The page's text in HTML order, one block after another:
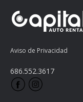
Aviso de Privacidad
686.552.3617